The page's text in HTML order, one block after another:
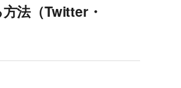
法（Twitter・